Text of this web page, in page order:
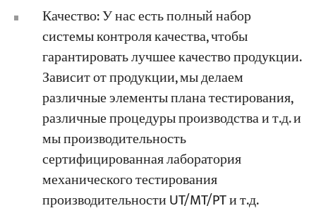
Качество: У нас есть полный набор
системы контроля качества, чтобы
гарантировать лучшее качество продукции.
Зависит от продукции, мы делаем
различные элементы плана тестирования,
различные процедуры производства и т.д. и
мы производительность
сертифицированная лаборатория
механического тестирования
производительности UT/MT/PT и т.д.